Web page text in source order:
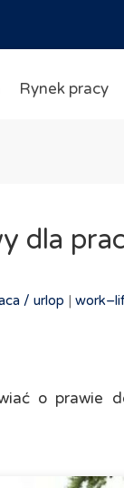
Rynek pracy
dla
/ urlop |
o prawie